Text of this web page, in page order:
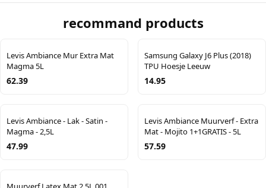
recommand products
Levis Ambiance Mur Extra Mat
Magma 5L
62.39
Samsung Galaxy J6 Plus (2018)
TPU Hoesje Leeuw
14.95
Levis Ambiance - Lak - Satin -
Magma - 2,5L
47.99
Levis Ambiance Muurverf - Extra
Mat - Mojito 1+1GRATIS - 5L
57.59